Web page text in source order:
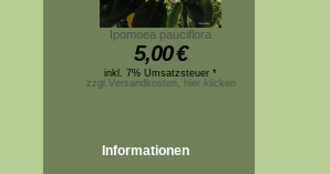
Ipomoea pauciflora
5,00€
inkl. 7% Umsatzsteuer *
zzgl.Versandkosten, hier klicken
Informationen